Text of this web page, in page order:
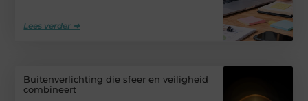
Lees verder ➜
Buitenverlichting die sfeer en veiligheid
combineert